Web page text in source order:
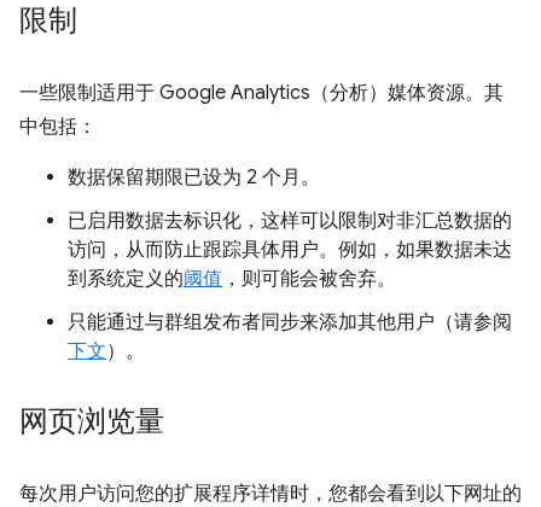
限制
一些限制适用于 Google Analytics（分析）媒体资源。其
中包括：
数据保留期限已设为 2 个月。
已启用数据去标识化，这样可以限制对非汇总数据的
访问，从而防止跟踪具体用户。例如，如果数据未达
到系统定义的阈值 ，则可能会被舍弃。
只能通过与群组发布者同步来添加其他用户（请参阅
下文）。
网页浏览量
每次用户访问您的扩展程序详情时，您都会看到以下网址的